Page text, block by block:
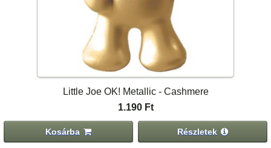
Little Joe OK! Metallic - Cashmere
1.190 Ft
Kosárba Részletek